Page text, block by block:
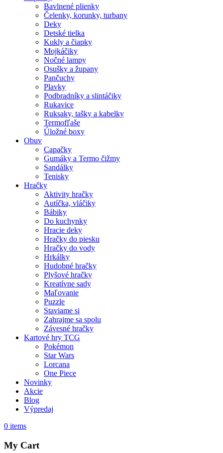
Bavlnené plienky
Čelenky, korunky, turbany
Deky
Detské tielka
Kukly a čiapky
Mojkáčiky
Nočné lampy
Osušky a župany
Pančuchy
Plavky
Podbradníky a slintáčiky
Rukavice
Ruksaky, tašky a kabelky
Termofľaše
Úložné boxy
Obuv
Capačky
Gumáky a Termo čižmy
Sandálky
Tenisky
Hračky
Aktivity hračky
Autíčka, vláčiky
Bábiky
Do kuchynky
Hracie deky
Hračky do piesku
Hračky do vody
Hrkálky
Hudobné hračky
Plyšové hračky
Kreatívne sady
Maľovanie
Puzzle
Staviame si
Zahrajme sa spolu
Závesné hračky
Kartové hry TCG
Pokémon
Star Wars
Lorcana
One Piece
Novinky
Akcie
Blog
Výpredaj
0 items
My Cart